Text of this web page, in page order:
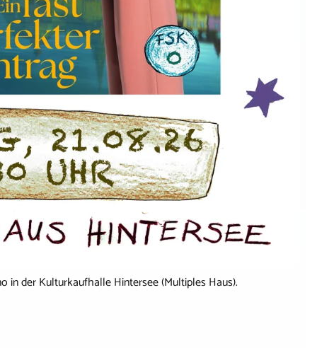
in der Kulturkaufhalle Hintersee (Multiples Haus).